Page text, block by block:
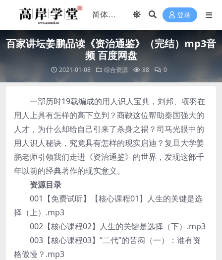
登录
百家讲坛姜鹏品读《资治通鉴》（完结）mp3音
频 百度网盘
2021-01-08 综合资源 88 0
一部历时19载编成的用人识人宝典，刘邦、项羽在
用人上具有怎样的高下立判？商鞅这位帮助秦国强大的
人才，为什么却给自己引来了杀身之祸？司马光眼中的
用人识人秘诀，究竟具有怎样的现实启迪？复旦大学姜
鹏老师引领我们走进《资治通鉴》的世界，发现这部千
年以前的经典著作的现实意义。
资源目录
001【免费试听】【核心课程01】人生的关键是选
择（上）.mp3
002【核心课程02】人生的关键是选择（下）.mp3
003【核心课程03】“二代”的苦闷（一）：谁有资
格傲慢？.mp3